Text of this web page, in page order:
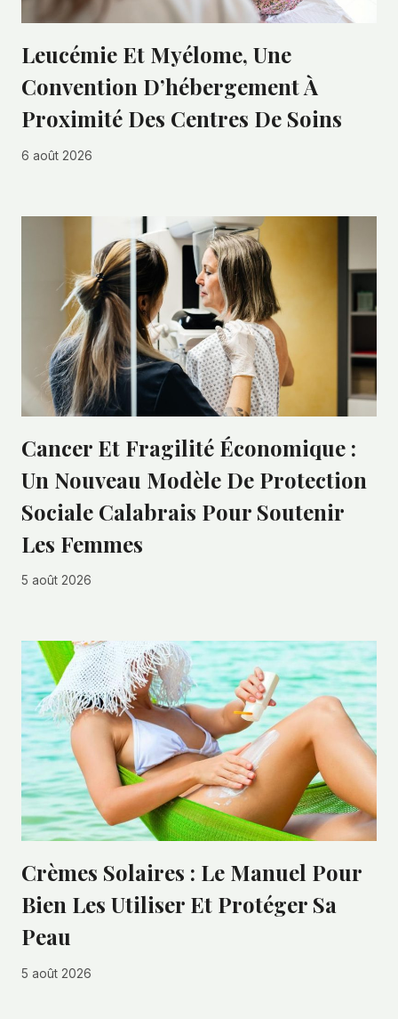
Leucémie Et Myélome, Une
Convention D’hébergement À
Proximité Des Centres De Soins
6 août 2026
Cancer Et Fragilité Économique :
Un Nouveau Modèle De Protection
Sociale Calabrais Pour Soutenir
Les Femmes
5 août 2026
Crèmes Solaires : Le Manuel Pour
Bien Les Utiliser Et Protéger Sa
Peau
5 août 2026